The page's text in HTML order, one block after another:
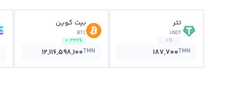
تتر
USDT
0%
187,700TMN
بیت کوین
BTC
0.342%
12,116,598,100TMN